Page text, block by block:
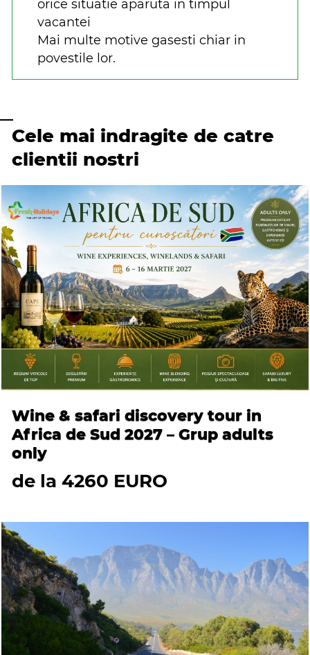
orice situatie aparuta in timpul
vacantei
Mai multe motive gasesti chiar in
povestile lor.
Cele mai indragite de catre
clientii nostri
Wine & safari discovery tour in
Africa de Sud 2027 – Grup adults
only
de la 4260 EURO